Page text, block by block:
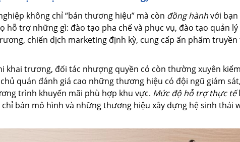
không chỉ “bán thương hiệu” mà còn đồng hànhvới
hỗ trợ những gì: đào tạo pha chế và phục vụ, đào tạo quản lý
chiến dịch marketing định kỳ, cung cấp ấn phẩm truyền
khai trương, đối tác nhượng quyền có còn thường xuyên
quán đánh giá cao những thương hiệu có đội ngũ giám
trình khuyến mãi phù hợp khu vực. Mức độ hỗ trợ thực tế
bán mô hình và những thương hiệu xây dựng hệ sinh thái